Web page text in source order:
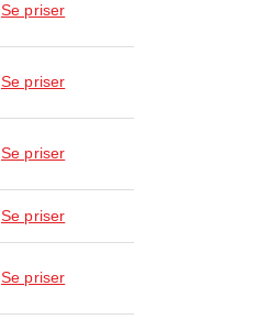
Se priser
Se priser
Se priser
Se priser
Se priser